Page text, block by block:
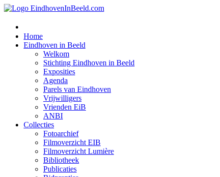
Home
Eindhoven in Beeld
Welkom
Stichting Eindhoven in Beeld
Exposities
Agenda
Parels van Eindhoven
Vrijwilligers
Vrienden EiB
ANBI
Collecties
Fotoarchief
Filmoverzicht EIB
Filmoverzicht Lumière
Bibliotheek
Publicaties